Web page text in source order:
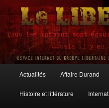
Aller
contenu
principal
Aller
contenu
secondaire
Le Libertaire
principal
Actualités Affaire Durand
Histoire et littérature